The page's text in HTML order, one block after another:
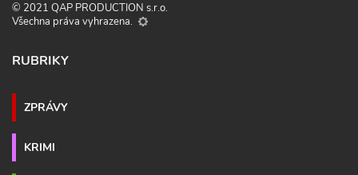
© 2021 QAP PRODUCTION s.r.o.
Všechna práva vyhrazena.
RUBRIKY
ZPRÁVY
KRIMI